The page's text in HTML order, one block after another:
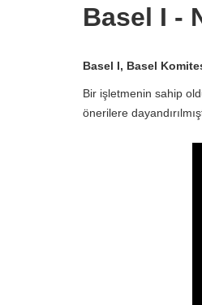
Basel I -
Basel I, Basel
Bir işletmenin sahip
önerilere